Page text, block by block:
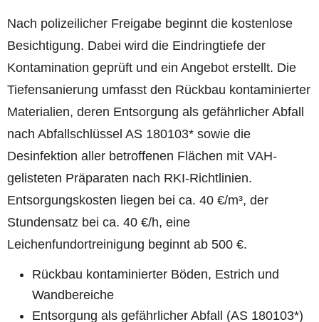
Nach polizeilicher Freigabe beginnt die kostenlose
Besichtigung. Dabei wird die Eindringtiefe der
Kontamination geprüft und ein Angebot erstellt. Die
Tiefensanierung umfasst den Rückbau kontaminierter
Materialien, deren Entsorgung als gefährlicher Abfall
nach Abfallschlüssel AS 180103* sowie die
Desinfektion aller betroffenen Flächen mit VAH-
gelisteten Präparaten nach RKI-Richtlinien.
Entsorgungskosten liegen bei ca. 40 €/m³, der
Stundensatz bei ca. 40 €/h, eine
Leichenfundortreinigung beginnt ab 500 €.
Rückbau kontaminierter Böden, Estrich und
Wandbereiche
Entsorgung als gefährlicher Abfall (AS 180103*)